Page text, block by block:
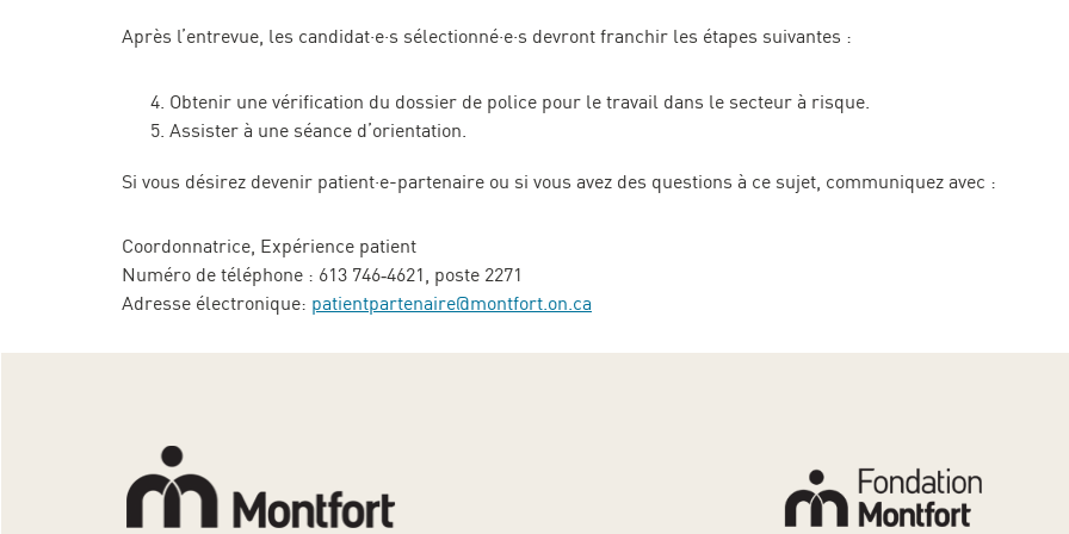
Après l’entrevue, les candidat·e·s sélectionné·e·s devront franchir les étapes suivantes :
Obtenir une vérification du dossier de police pour le travail dans le secteur à risque.
Assister à une séance d’orientation.
Si vous désirez devenir patient·e-partenaire ou si vous avez des questions à ce sujet, communiquez avec :
Coordonnatrice, Expérience patient
Numéro de téléphone : 613 746‑4621, poste 2271
Adresse électronique: patientpartenaire@montfort.on.ca